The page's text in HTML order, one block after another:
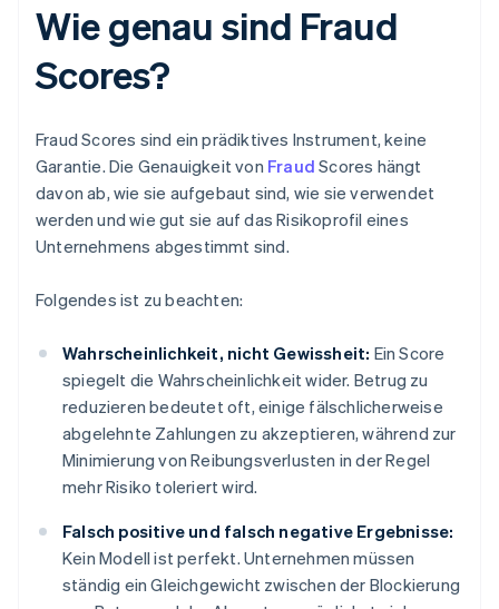
Wie genau sind Fraud
Scores?
Fraud Scores sind ein prädiktives Instrument, keine
Garantie. Die Genauigkeit von Fraud Scores hängt
davon ab, wie sie aufgebaut sind, wie sie verwendet
werden und wie gut sie auf das Risikoprofil eines
Unternehmens abgestimmt sind.
Folgendes ist zu beachten:
Wahrscheinlichkeit, nicht Gewissheit: Ein Score
spiegelt die Wahrscheinlichkeit wider. Betrug zu
reduzieren bedeutet oft, einige fälschlicherweise
abgelehnte Zahlungen zu akzeptieren, während zur
Minimierung von Reibungsverlusten in der Regel
mehr Risiko toleriert wird.
Falsch positive und falsch negative Ergebnisse:
Kein Modell ist perfekt. Unternehmen müssen
ständig ein Gleichgewicht zwischen der Blockierung